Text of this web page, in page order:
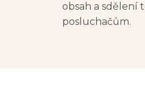
obsah a sdělení
posluchačům.